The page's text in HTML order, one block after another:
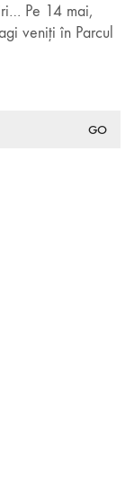
Pe 14 mai,
veniți în Parcul